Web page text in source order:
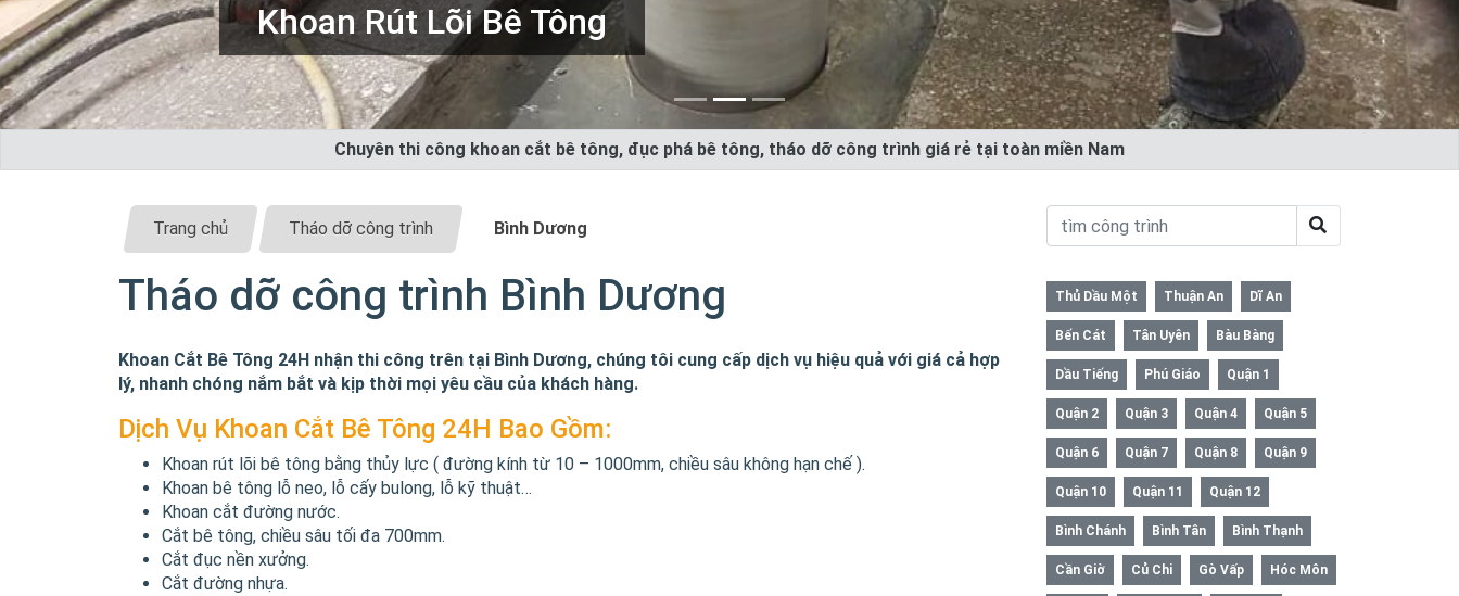
Tháo Dỡ Công Trình
Chuyên thi công khoan cắt bê tông, đục phá bê tông, tháo dỡ công trình giá rẻ tại toàn miền Nam
Trang chủ Tháo dỡ công trình Bình Dương
Tháo dỡ công trình Bình Dương
Khoan Cắt Bê Tông 24H nhận thi công trên tại Bình Dương, chúng tôi cung cấp dịch vụ hiệu quả với giá cả hợp
lý, nhanh chóng nắm bắt và kịp thời mọi yêu cầu của khách hàng.
Dịch Vụ Khoan Cắt Bê Tông 24H Bao Gồm:
Khoan rút lõi bê tông bằng thủy lực ( đường kính từ 10 – 1000mm, chiều sâu không hạn chế ).
Khoan bê tông lỗ neo, lỗ cấy bulong, lỗ kỹ thuật…
Khoan cắt đường nước.
Cắt bê tông, chiều sâu tối đa 700mm.
Cắt đục nền xưởng.
Cắt đường nhựa.
Thủ Dầu Một Thuận An Dĩ An
Bến Cát Tân Uyên Bàu Bàng
Dầu Tiếng Phú Giáo Quận 1
Quận 2 Quận 3 Quận 4 Quận 5
Quận 6 Quận 7 Quận 8 Quận 9
Quận 10 Quận 11 Quận 12
Bình Chánh Bình Tân Bình Thạnh
Cần Giờ Củ Chi Gò Vấp Hóc Môn